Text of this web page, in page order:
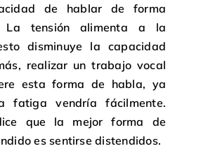
de hablar de forma
La tensión alimenta a la
disminuye la capacidad
realizar un trabajo vocal
esta forma de habla, ya
fatiga vendría fácilmente.
que la mejor forma de
es sentirse distendidos.